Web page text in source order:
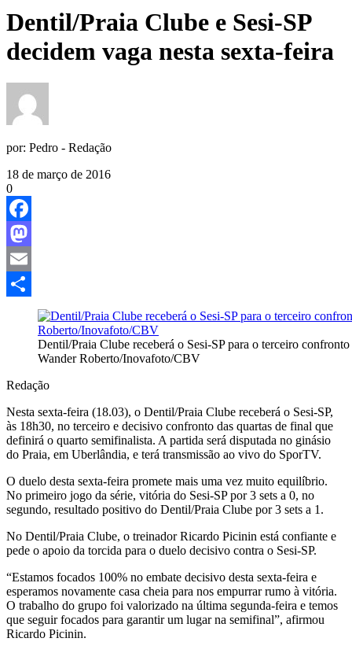
Dentil/Praia Clube e Sesi-SP
decidem vaga nesta sexta-feira
por: Pedro - Redação
18 de março de 2016
0
Facebook
Mastodon
Email
Dentil/Praia Clube receberá o Sesi-SP para o terceiro
Wander Roberto/Inovafoto/CBV
Redação
Nesta sexta-feira (18.03), o Dentil/Praia Clube receberá o Sesi-SP,
às 18h30, no terceiro e decisivo confronto das quartas de final que
definirá o quarto semifinalista. A partida será disputada no ginásio
do Praia, em Uberlândia, e terá transmissão ao vivo do SporTV.
O duelo desta sexta-feira promete mais uma vez muito equilíbrio.
No primeiro jogo da série, vitória do Sesi-SP por 3 sets a 0, no
segundo, resultado positivo do Dentil/Praia Clube por 3 sets a 1.
No Dentil/Praia Clube, o treinador Ricardo Picinin está confiante e
pede o apoio da torcida para o duelo decisivo contra o Sesi-SP.
“Estamos focados 100% no embate decisivo desta sexta-feira e
esperamos novamente casa cheia para nos empurrar rumo à vitória.
O trabalho do grupo foi valorizado na última segunda-feira e temos
que seguir focados para garantir um lugar na semifinal”, afirmou
Ricardo Picinin.